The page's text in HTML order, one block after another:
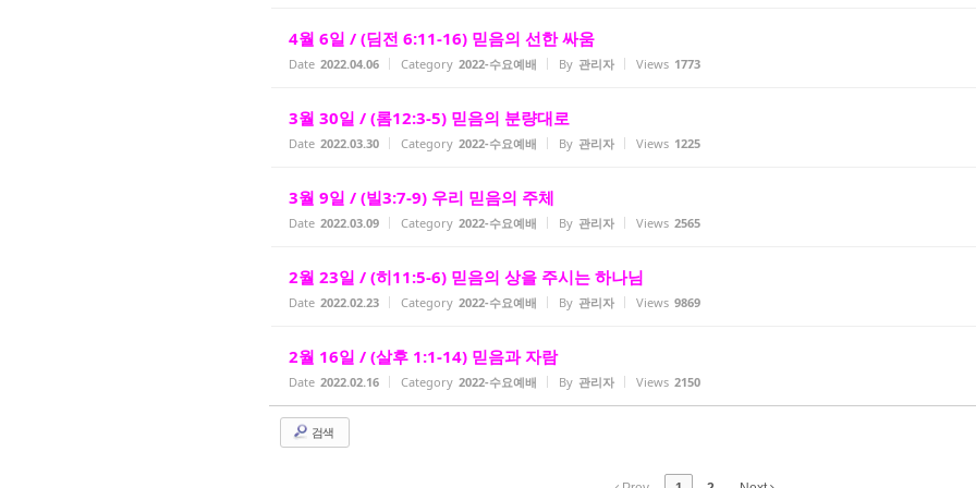
4월 6일 / (딤전 6:11-16) 믿음의 선한 싸움
Date 2022.04.06 Category 2022-수요예배 By 관리자 Views 1773
3월 30일 / (롬12:3-5) 믿음의 분량대로
Date 2022.03.30 Category 2022-수요예배 By 관리자 Views 1225
3월 9일 / (빌3:7-9) 우리 믿음의 주체
Date 2022.03.09 Category 2022-수요예배 By 관리자 Views 2565
2월 23일 / (히11:5-6) 믿음의 상을 주시는 하나님
Date 2022.02.23 Category 2022-수요예배 By 관리자 Views 9869
2월 16일 / (살후 1:1-14) 믿음과 자람
Date 2022.02.16 Category 2022-수요예배 By 관리자 Views 2150
검색